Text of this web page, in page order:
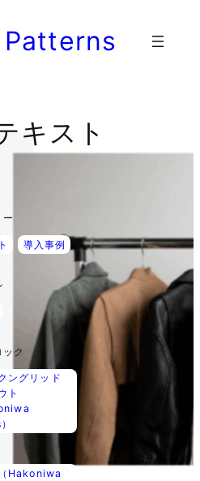
キスト
導入事例
ク
ングリッド
ト
Hakoniwa